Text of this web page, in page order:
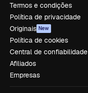
Termos e condições
Política de privacidade
Originais New
Política de cookies
Central de confiabilidade
Afiliados
Empresas